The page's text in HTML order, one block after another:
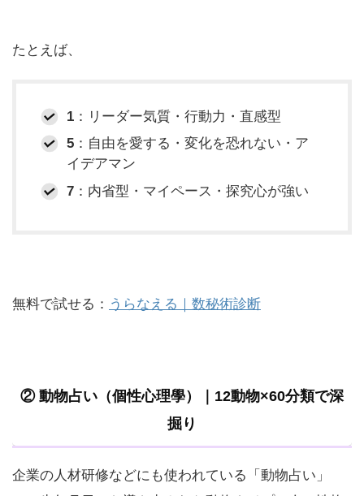
たとえば、
1 ：リーダー気質・行動力・直感型
5 ：自由を愛する・変化を恐れない・ア
イデアマン
7 ：内省型・マイペース・探究心が強い
無料で試せる： うらなえる｜数秘術診断
② 動物占い（個性心理學）｜12動物×60分類で深
掘り
企業の人材研修などにも使われている「動物占い」